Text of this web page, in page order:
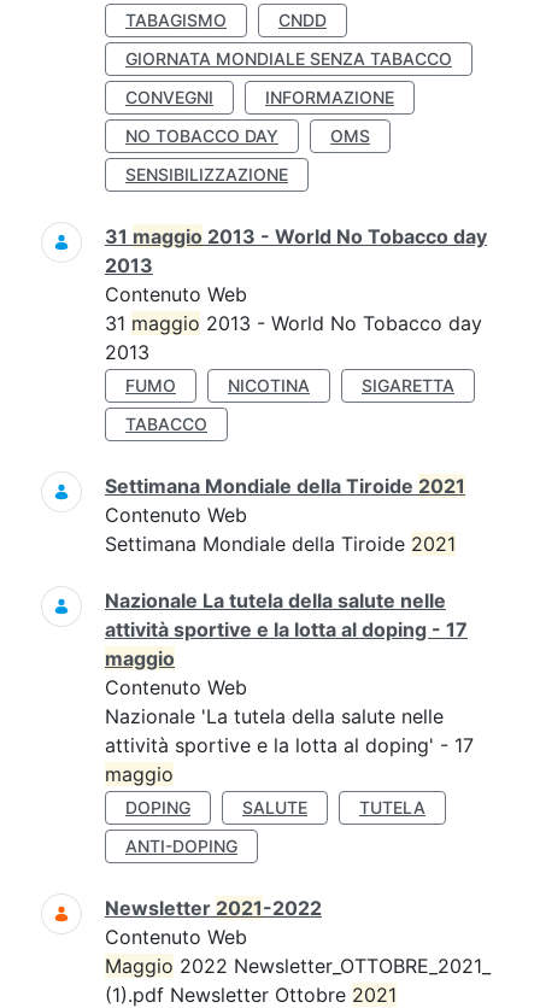
TABAGISMO
CNDD
GIORNATA MONDIALE SENZA TABACCO
CONVEGNI
INFORMAZIONE
NO TOBACCO DAY
OMS
SENSIBILIZZAZIONE
31 maggio 2013 - World No Tobacco day
2013
Contenuto Web
31 maggio 2013 - World No Tobacco day
2013
FUMO NICOTINA
SIGARETTA
TABACCO
Settimana Mondiale della Tiroide 2021
Contenuto Web
Settimana Mondiale della Tiroide 2021
Nazionale La tutela della salute nelle
attività sportive e la lotta al doping - 17
maggio
Contenuto Web
Nazionale 'La tutela della salute nelle
attività sportive e la lotta al doping' - 17
maggio
DOPING SALUTE
TUTELA
ANTI-DOPING
Newsletter 2021-2022
Contenuto Web
Maggio 2022 Newsletter_OTTOBRE_2021_
(1).pdf Newsletter Ottobre 2021